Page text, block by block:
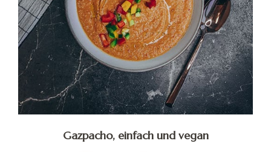
Gazpacho, einfach und vegan